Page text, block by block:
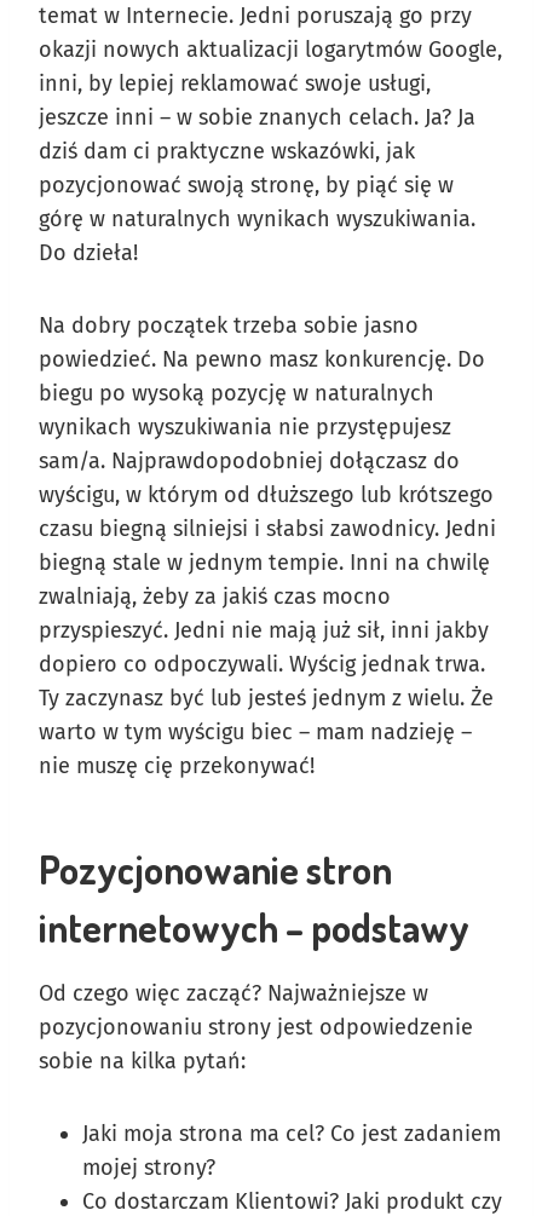
temat w Internecie. Jedni poruszają go przy
okazji nowych aktualizacji logarytmów Google,
inni, by lepiej reklamować swoje usługi,
jeszcze inni – w sobie znanych celach. Ja? Ja
dziś dam ci praktyczne wskazówki, jak
pozycjonować swoją stronę, by piąć się w
górę w naturalnych wynikach wyszukiwania.
Do dzieła!
Na dobry początek trzeba sobie jasno
powiedzieć. Na pewno masz konkurencję. Do
biegu po wysoką pozycję w naturalnych
wynikach wyszukiwania nie przystępujesz
sam/a. Najprawdopodobniej dołączasz do
wyścigu, w którym od dłuższego lub krótszego
czasu biegną silniejsi i słabsi zawodnicy. Jedni
biegną stale w jednym tempie. Inni na chwilę
zwalniają, żeby za jakiś czas mocno
przyspieszyć. Jedni nie mają już sił, inni jakby
dopiero co odpoczywali. Wyścig jednak trwa.
Ty zaczynasz być lub jesteś jednym z wielu. Że
warto w tym wyścigu biec – mam nadzieję –
nie muszę cię przekonywać!
Pozycjonowanie stron
internetowych – podstawy
Od czego więc zacząć? Najważniejsze w
pozycjonowaniu strony jest odpowiedzenie
sobie na kilka pytań:
Jaki moja strona ma cel? Co jest zadaniem
mojej strony?
Co dostarczam Klientowi? Jaki produkt czy